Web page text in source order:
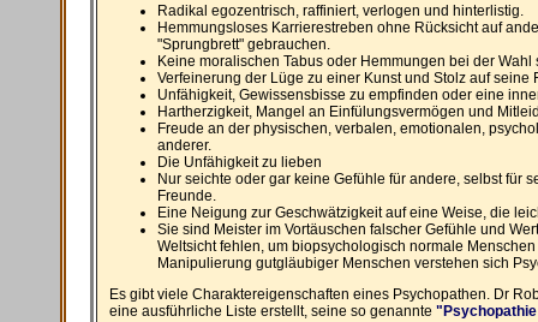
Radikal egozentrisch, raffiniert, verlogen und hinterlistig.
Hemmungsloses Karrierestreben ohne Rücksicht auf
"Sprungbrett" gebrauchen.
Keine moralischen Tabus oder Hemmungen bei der Wahl
Verfeinerung der Lüge zu einer Kunst und Stolz auf seine
Unfähigkeit, Gewissensbisse zu empfinden oder eine
Hartherzigkeit, Mangel an Einfülungsvermögen und
Freude an der physischen, verbalen, emotionalen,
anderer.
Die Unfähigkeit zu lieben
Nur seichte oder gar keine Gefühle für andere, selbst für
Freunde.
Eine Neigung zur Geschwätzigkeit auf eine Weise, die
Sie sind Meister im Vortäuschen falscher Gefühle und
Weltsicht fehlen, um biopsychologisch normale
Manipulierung gutgläubiger Menschen verstehen sich
Es gibt viele Charaktereigenschaften eines Psychopathen. Dr
eine ausführliche Liste erstellt, seine so genannte